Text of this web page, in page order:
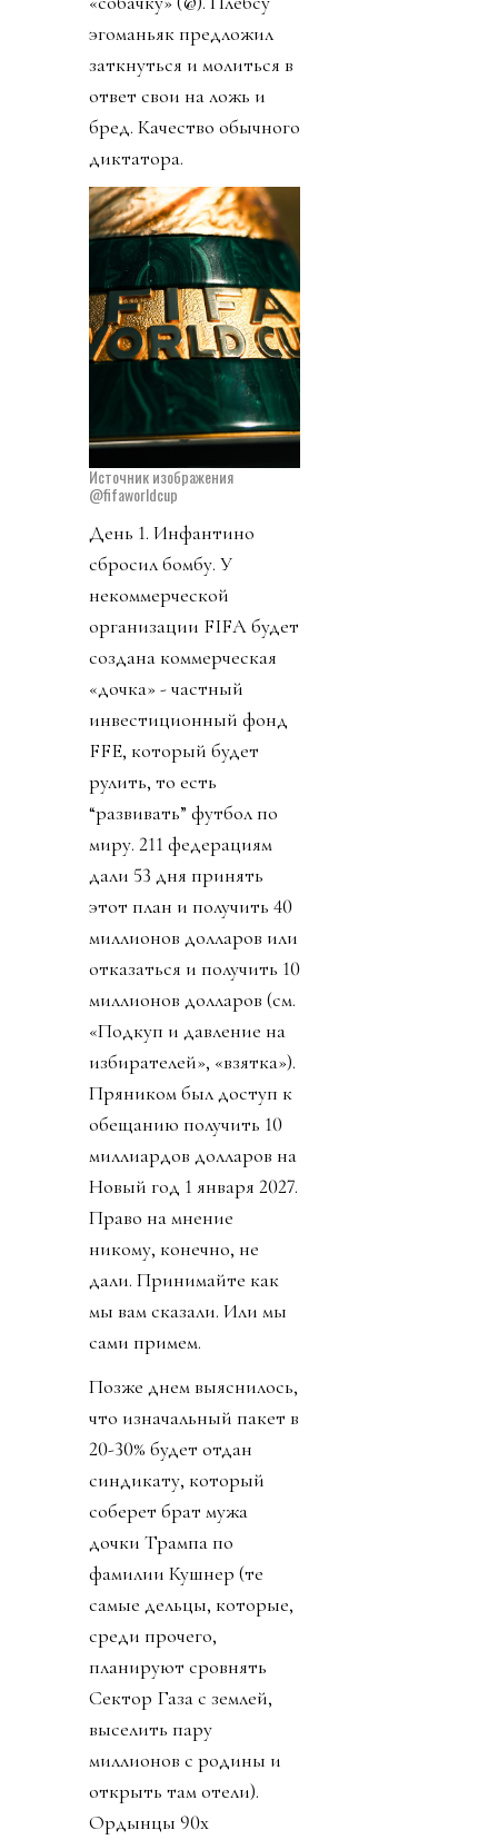
эгоманьяк предложил
заткнуться и молиться в
ответ свои на ложь и
бред. Качество обычного
диктатора.
Источник изображения
@fifaworldcup
День 1. Инфантино
сбросил бомбу. У
некоммерческой
организации FIFA будет
создана коммерческая
«дочка» - частный
инвестиционный фонд
FFE, который будет
рулить, то есть
“развивать” футбол по
миру. 211 федерациям
дали 53 дня принять
этот план и получить 40
миллионов долларов или
отказаться и получить 10
миллионов долларов (см.
«Подкуп и давление на
избирателей», «взятка»).
Пряником был доступ к
обещанию получить 10
миллиардов долларов на
Новый год 1 января 2027.
Право на мнение
никому, конечно, не
дали. Принимайте как
мы вам сказали. Или мы
сами примем.
Позже днем выяснилось,
что изначальный пакет в
20-30% будет отдан
синдикату, который
соберет брат мужа
дочки Трампа по
фамилии Кушнер (те
самые дельцы, которые,
среди прочего,
планируют сровнять
Сектор Газа с землей,
выселить пару
миллионов с родины и
открыть там отели).
Ордынцы 90х